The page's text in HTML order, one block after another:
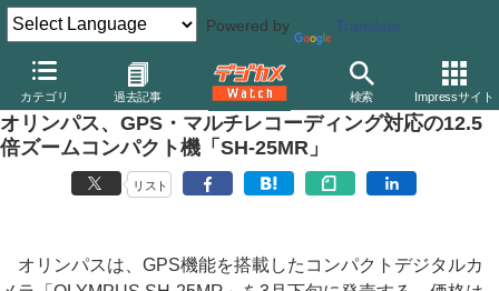
Powered by Translate
カテゴリ 過去記事 検索 Impressサイト
デジカメ Watch カメラ レンズ一体型（コンパクト）カメラ オ
オリンパス、GPS・マルチレコーディング対応の12.5
倍ズームコンパクト機「SH-25MR」
リスト
オリンパスは、GPS機能を搭載したコンパクトデジタルカ